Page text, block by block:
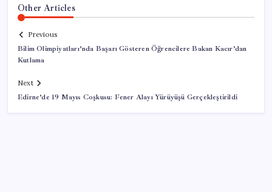
Other Articles
Previous
Bilim Olimpiyatları’nda Başarı Gösteren Öğrencilere Bakan Kacır’dan
Kutlama
Next
Edirne’de 19 Mayıs Coşkusu: Fener Alayı Yürüyüşü Gerçekleştirildi